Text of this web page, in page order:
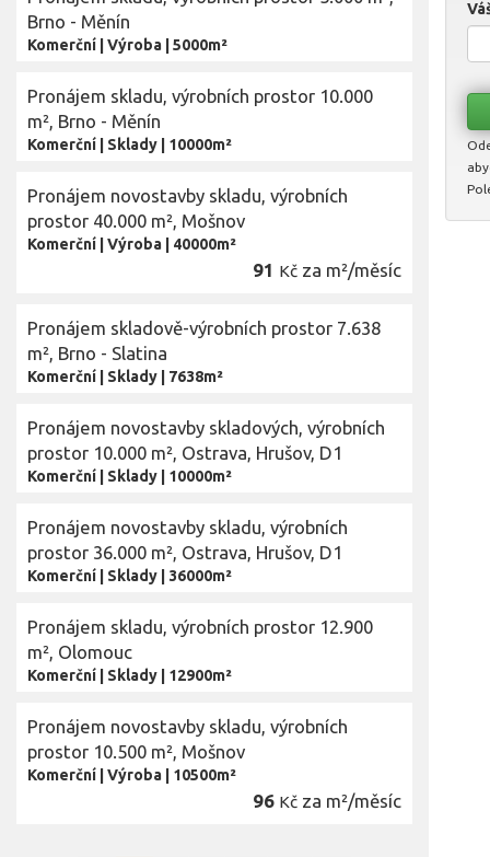
Brno - Měnín
Komerční Výroba 5000m²
Pronájem skladu, výrobních prostor 10.000
m², Brno - Měnín
Komerční Sklady 10000m²
Pronájem novostavby skladu, výrobních
prostor 40.000 m², Mošnov
Komerční Výroba 40000m²
91 Kč za m²/měsíc
Pronájem skladově-výrobních prostor 7.638
m², Brno - Slatina
Komerční Sklady 7638m²
Pronájem novostavby skladových, výrobních
prostor 10.000 m², Ostrava, Hrušov, D1
Komerční Sklady 10000m²
Pronájem novostavby skladu, výrobních
prostor 36.000 m², Ostrava, Hrušov, D1
Komerční Sklady 36000m²
Pronájem skladu, výrobních prostor 12.900
m², Olomouc
Komerční Sklady 12900m²
Pronájem novostavby skladu, výrobních
prostor 10.500 m², Mošnov
Komerční Výroba 10500m²
96 Kč za m²/měsíc